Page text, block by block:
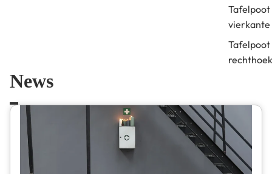
Tafelpoot
Tafelpoot
News